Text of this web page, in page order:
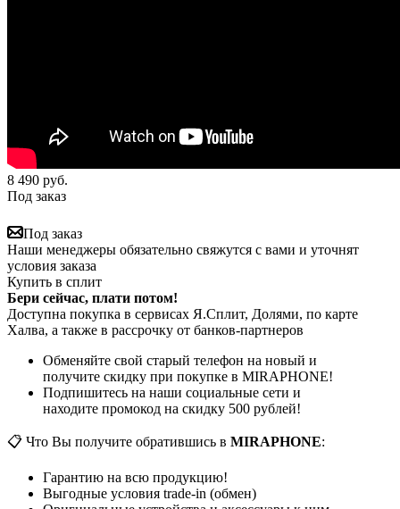
8 490 руб.
Под заказ
Под заказ
Наши менеджеры обязательно свяжутся с вами и уточнят
условия заказа
Купить в сплит
Бери сейчас, плати потом!
Доступна покупка в сервисах Я.Сплит, Долями, по карте
Халва, а также в рассрочку от банков-партнеров
Обменяйте свой старый телефон на новый и
получите скидку при покупке в MIRAPHONE!
Подпишитесь на наши социальные сети и
находите промокод на скидку 500 рублей!
📋 Что Вы получите обратившись в MIRAPHONE:
Гарантию на всю продукцию!
Выгодные условия trade-in (обмен)